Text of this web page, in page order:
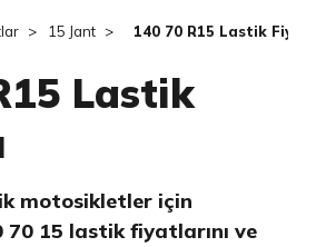
15 Jant 140 70 R15 Lastik
Lastik
motosikletler için
70 15 lastik fiyatlarını ve